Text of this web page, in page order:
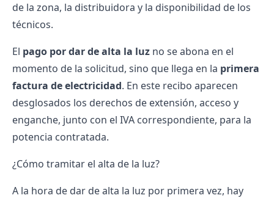
de la zona, la distribuidora y la disponibilidad de los
técnicos.
El pago por dar de alta la luz no se abona en el
momento de la solicitud, sino que llega en la primera
factura de electricidad. En este recibo aparecen
desglosados los derechos de extensión, acceso y
enganche, junto con el IVA correspondiente, para la
potencia contratada.
¿Cómo tramitar el alta de la luz?
A la hora de dar de alta la luz por primera vez, hay